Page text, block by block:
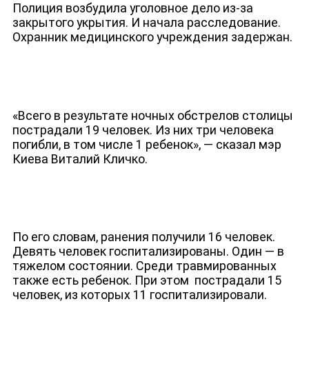
ДЕПУТАТЫ К СЪЕЗДУ
Полиция возбудила уголовное дело из-за
закрытого укрытия. И начала расследование.
Охранник медицинского учреждения задержан.
«Всего в результате ночных обстрелов столицы
пострадали 19 человек. Из них три человека
погибли, в том числе 1 ребенок», — сказал мэр
Киева Виталий Кличко.
По его словам, ранения получили 16 человек.
Девять человек госпитализированы. Один — в
тяжелом состоянии. Среди травмированных
также есть ребенок. При этом пострадали 15
человек, из которых 11 госпитализировали.